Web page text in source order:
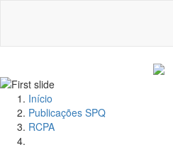
Início
Publicações SPQ
RCPA